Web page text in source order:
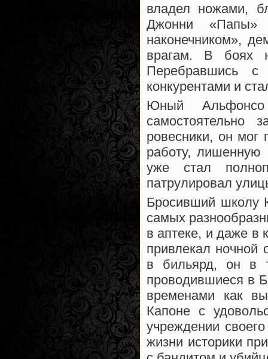
владел ножами,
Джонни
наконечником»,
врагам. В боях
Перебравшись
конкурентами и
Юный
самостоятельно
ровесники, он мог
работу, лишенную
уже стал
патрулировал
Бросивший школу
самых
в аптеке, и даже в
привлекал ночной
в бильярд, он в
проводившиеся в
временами как
Капоне с
учреждении
жизни историки